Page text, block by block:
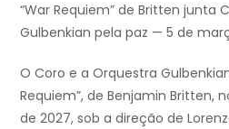
“War Requiem” de Britten junta
Gulbenkian pela paz — 5 de
O Coro e a Orquestra
Requiem”, de Benjamin Britten,
de 2027, sob a direção de